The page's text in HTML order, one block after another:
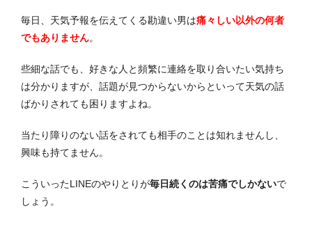
毎日、天気予報を伝えてくる勘違い男は痛々しい以外の何者
でもありません。
些細な話でも、好きな人と頻繁に連絡を取り合いたい気持ち
は分かりますが、話題が見つからないからといって天気の話
ばかりされても困りますよね。
当たり障りのない話をされても相手のことは知れませんし、
興味も持てません。
こういったLINEのやりとりが毎日続くのは苦痛でしかないで
しょう。